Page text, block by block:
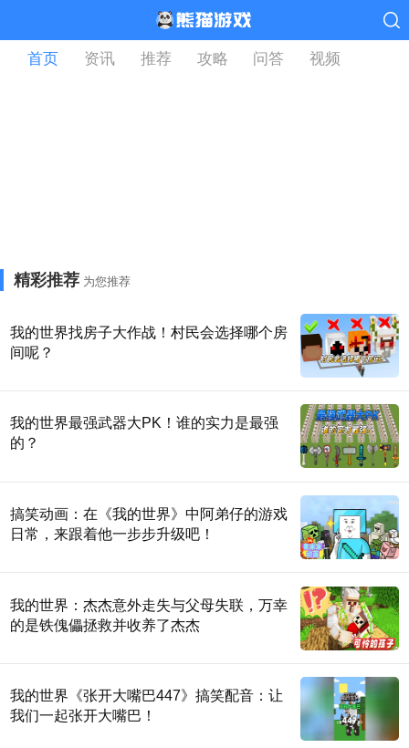
首页 资讯 推荐 攻略 问答 视频
精彩推荐 为您推荐
我的世界找房子大作战！村民会选择哪个房
间呢？
我的世界最强武器大PK！谁的实力是最强
的？
搞笑动画：在《我的世界》中阿弟仔的游戏
日常，来跟着他一步步升级吧！
我的世界：杰杰意外走失与父母失联，万幸
的是铁傀儡拯救并收养了杰杰
我的世界《张开大嘴巴447》搞笑配音：让
我们一起张开大嘴巴！